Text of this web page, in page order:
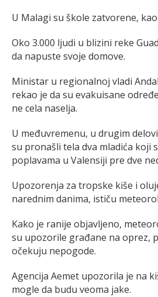
U Malagi su škole zatvorene,
Oko 3.000 ljudi u blizini reke
da napuste svoje domove.
Ministar u regionalnoj vladi
rekao je da su evakuisane
ne cela naselja.
U međuvremenu, u drugim
su pronašli tela dva mladića koji
poplavama u Valensiji pre dve
Upozorenja za tropske kiše i
narednim danima, ističu
Kako je ranije objavljeno,
su upozorile građane na oprez,
očekuju nepogode.
Agencija Aemet upozorila je na
mogle da budu veoma jake.